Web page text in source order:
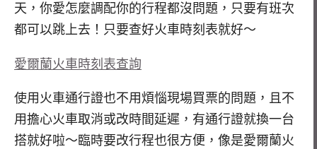
天，你愛怎麼調配你的行程都沒問題，只要有班次
都可以跳上去！只要查好火車時刻表就好～
愛爾蘭火車時刻表查詢
使用火車通行證也不用煩惱現場買票的問題，且不
用擔心火車取消或改時間延遲，有通行證就換一台
搭就好啦～臨時要改行程也很方便，像是愛爾蘭火